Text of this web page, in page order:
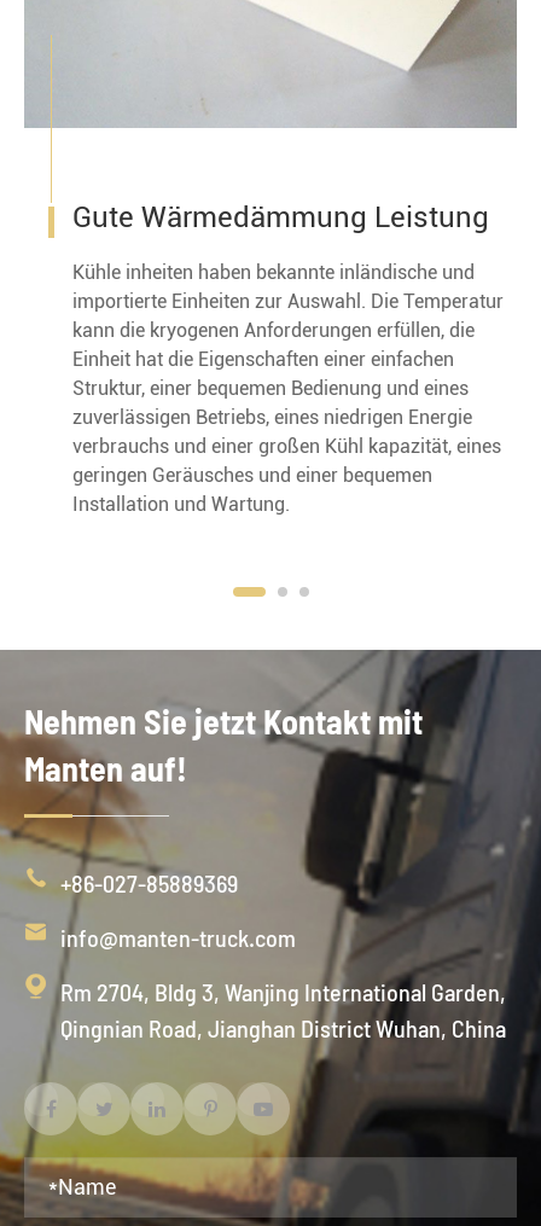
Gute Wärmedämmung Leistung
Kühle inheiten haben bekannte inländische und
importierte Einheiten zur Auswahl. Die Temperatur
kann die kryogenen Anforderungen erfüllen, die
Einheit hat die Eigenschaften einer einfachen
Struktur, einer bequemen Bedienung und eines
zuverlässigen Betriebs, eines niedrigen Energie
verbrauchs und einer großen Kühl kapazität, eines
geringen Geräusches und einer bequemen
Installation und Wartung.
Nehmen Sie jetzt Kontakt mit
Manten auf!
 +86-027-85889369
 info@manten-truck.com

Rm 2704, Bldg 3, Wanjing International Garden,
Qingnian Road, Jianghan District Wuhan, China